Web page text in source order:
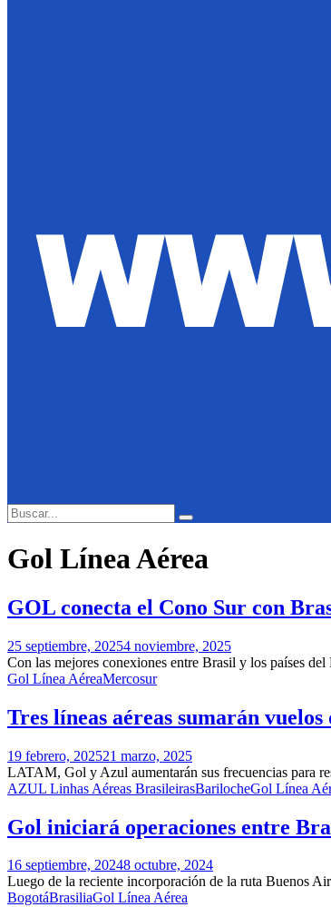
Search
for:
Search
Gol Línea Aérea
GOL conecta el Cono Sur con
25 septiembre, 20254 noviembre, 2025
Con las mejores conexiones entre Brasil y los países
Gol Línea AéreaMercosur
Tres líneas aéreas sumarán
19 febrero, 202521 marzo, 2025
LATAM, Gol y Azul aumentarán sus frecuencias para
AZUL Linhas Aéreas BrasileirasBarilocheGol Línea
Gol iniciará operaciones entre
16 septiembre, 20248 octubre, 2024
Luego de la reciente incorporación de la ruta Buenos
BogotáBrasiliaGol Línea Aérea